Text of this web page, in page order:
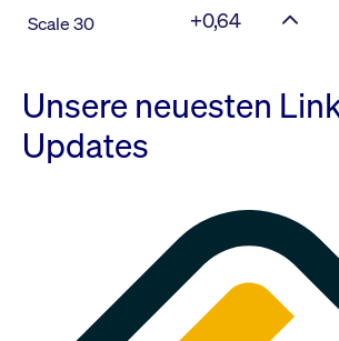
Scale 30 +0,64
Unsere neuesten
Updates